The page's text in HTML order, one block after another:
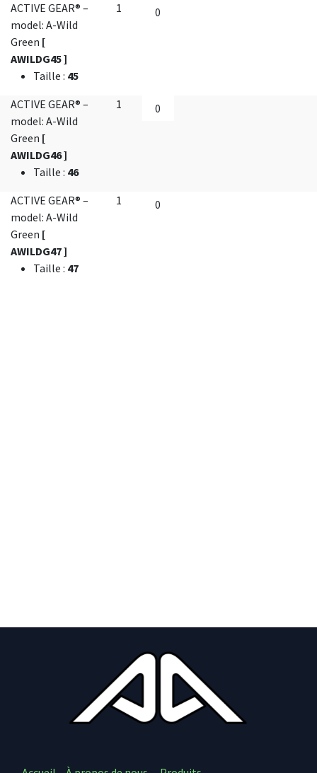
ACTIVE GEAR® –
model: A-Wild
Green [
AWILDG45 ]
Taille : 45
1
ACTIVE GEAR® –
model: A-Wild
Green [
AWILDG46 ]
Taille : 46
1
ACTIVE GEAR® –
model: A-Wild
Green [
AWILDG47 ]
Taille : 47
1